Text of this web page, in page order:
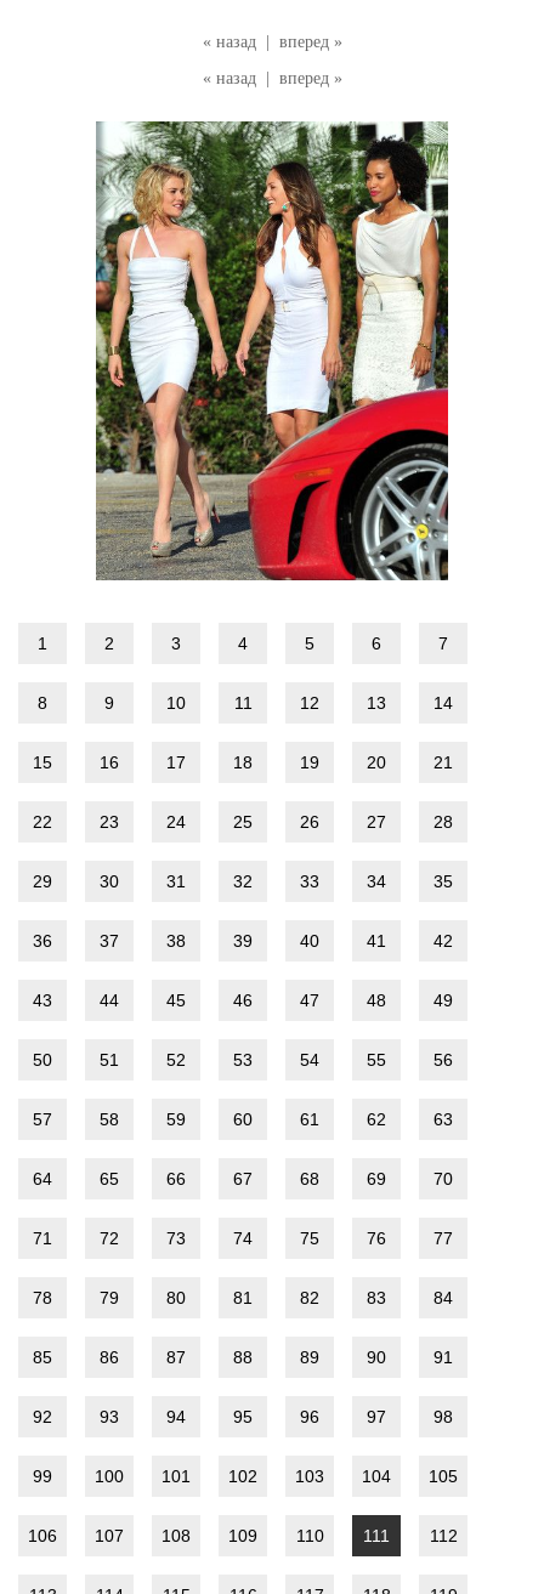
« назад
вперед »
« назад
вперед »
1 2 3 4 5 6 7
8 9 10 11 12 13 14
15 16 17 18 19 20 21
22 23 24 25 26 27 28
29 30 31 32 33 34 35
36 37 38 39 40 41 42
43 44 45 46 47 48 49
50 51 52 53 54 55 56
57 58 59 60 61 62 63
64 65 66 67 68 69 70
71 72 73 74 75 76 77
78 79 80 81 82 83 84
85 86 87 88 89 90 91
92 93 94 95 96 97 98
99 100 101 102 103 104 105
106 107 108 109 110 111 112